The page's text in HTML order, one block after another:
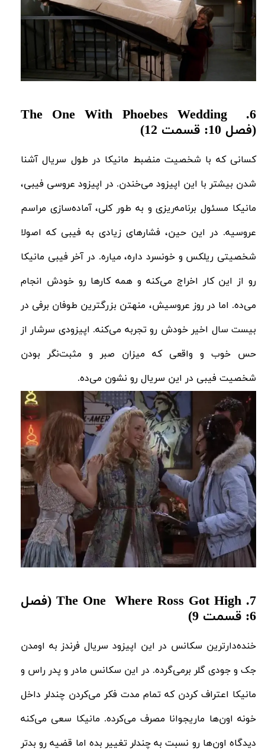
6. The One With Phoebes Wedding
(فصل 10: قسمت 12)
کسانی که با شخصیت منضبط مانیکا در طول سریال آشنا
شدن بیشتر با این اپیزود می‌خندن. در اپیزود عروسی فیبی،
مانیکا مسئول برنامه‌ریزی و به طور کلی، آماده‌سازی مراسم
عروسیه. در این حین، فشارهای زیادی به فیبی که اصولا
شخصیتی ریلکس و خونسرد داره، میاره. در آخر فیبی مانیکا
رو از این کار اخراج می‌کنه و همه کار‌ها رو خودش انجام
می‌ده. اما در روز عروسیش، منهتن بزرگترین طوفان برفی در
بیست سال اخیر خودش رو تجربه می‌کنه. اپیزودی سرشار از
حس خوب و واقعی که میزان صبر و مثبت‌نگر بودن
شخصیت فیبی در این سریال رو نشون می‌ده.
7.
The One Where Ross Got High (فصل
6: قسمت 9)
خنده‌دارترین سکانس در این اپیزود سریال فرندز به اومدن
جک و جودی گلر برمی‌گرده. در این سکانس مادر و پدر راس و
مانیکا اعتراف کردن که تمام مدت فکر می‌کردن چندلر داخل
خونه اون‌ها ماریجوانا مصرف می‌کرده. مانیکا سعی می‌کنه
دیدگاه اون‌ها رو نسبت به چندلر تغییر بده اما قضیه رو بدتر